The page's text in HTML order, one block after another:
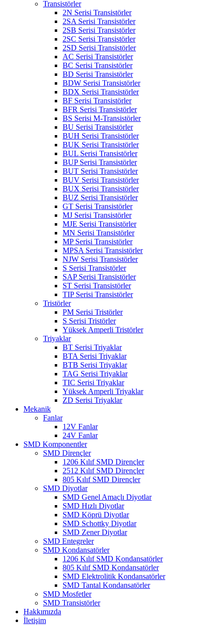
Transistörler
2N Serisi Transistörler
2SA Serisi Transistörler
2SB Serisi Transistörler
2SC Serisi Transistörler
2SD Serisi Transistörler
AC Serisi Transistörler
BC Serisi Transistörler
BD Serisi Transistörler
BDW Serisi Transistörler
BDX Serisi Transistörler
BF Serisi Transistörler
BFR Serisi Transistörler
BS Serisi M-Transistörler
BU Serisi Transistörler
BUH Serisi Transistörler
BUK Serisi Transistörler
BUL Serisi Transistörler
BUP Serisi Transistörler
BUT Serisi Transistörler
BUV Serisi Transistörler
BUX Serisi Transistörler
BUZ Serisi Transistörler
GT Serisi Transistörler
MJ Serisi Transistörler
MJE Serisi Transistörler
MN Serisi Transistörler
MP Serisi Transistörler
MPSA Serisi Transistörler
NJW Serisi Transistörler
S Serisi Transistörler
SAP Serisi Transistörler
ST Serisi Transistörler
TIP Serisi Transistörler
Tristörler
PM Serisi Tristörler
S Serisi Tristörler
Yüksek Amperli Tristörler
Triyaklar
BT Serisi Triyaklar
BTA Serisi Triyaklar
BTB Serisi Triyaklar
TAG Serisi Triyaklar
TIC Serisi Triyaklar
Yüksek Amperli Triyaklar
ZD Serisi Triyaklar
Mekanik
Fanlar
12V Fanlar
24V Fanlar
SMD Komponentler
SMD Dirençler
1206 Kılıf SMD Dirençler
2512 Kılıf SMD Dirençler
805 Kılıf SMD Dirençler
SMD Diyotlar
SMD Genel Amaçlı Diyotlar
SMD Hızlı Diyotlar
SMD Köprü Diyotlar
SMD Schottky Diyotlar
SMD Zener Diyotlar
SMD Entegreler
SMD Kondansatörler
1206 Kılıf SMD Kondansatörler
805 Kılıf SMD Kondansatörler
SMD Elektrolitik Kondansatörler
SMD Tantal Kondansatörler
SMD Mosfetler
SMD Transistörler
Hakkımızda
İletişim